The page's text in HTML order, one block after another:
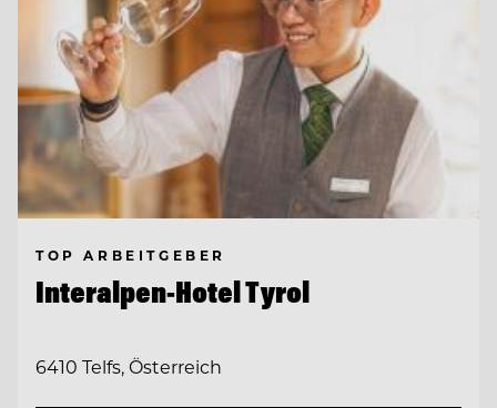
TOP ARBEITGEBER
Interalpen-Hotel Tyrol
6410 Telfs, Österreich